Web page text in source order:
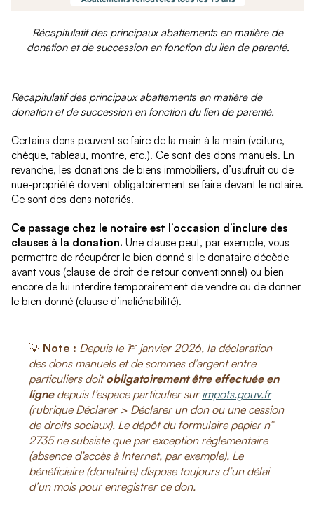
Récapitulatif des principaux abattements en matière de
donation et de succession en fonction du lien de parenté.
Récapitulatif des principaux abattements en matière de
donation et de succession en fonction du lien de parenté.
Certains dons peuvent se faire de la main à la main (voiture,
chèque, tableau, montre, etc.). Ce sont des dons manuels. En
revanche, les donations de biens immobiliers, d’usufruit ou de
nue-propriété doivent obligatoirement se faire devant le notaire.
Ce sont des dons notariés.
Ce passage chez le notaire est l’occasion d’inclure des
clauses à la donation. Une clause peut, par exemple, vous
permettre de récupérer le bien donné si le donataire décède
avant vous (clause de droit de retour conventionnel) ou bien
encore de lui interdire temporairement de vendre ou de donner
le bien donné (clause d’inaliénabilité).
💡 Note : Depuis le 1ᵉʳ janvier 2026, la déclaration
des dons manuels et de sommes d’argent entre
particuliers doitobligatoirement être effectuée en
lignedepuis l’espace particulier sur impots.gouv.fr
(rubrique Déclarer > Déclarer un don ou une cession
de droits sociaux). Le dépôt du formulaire papier n°
2735 ne subsiste que par exception réglementaire
(absence d’accès à Internet, par exemple). Le
bénéficiaire (donataire) dispose toujours d’un délai
d’un mois pour enregistrer ce don.